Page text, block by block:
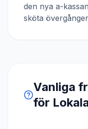
den nya a-
sköta
Vanliga
för